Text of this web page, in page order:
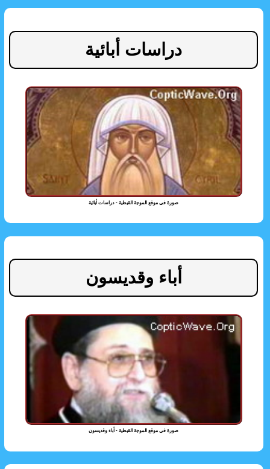
دراسات أبائية
صورة فى موقع الموجة القبطية - دراسات أبائية
أباء وقديسون
صورة فى موقع الموجة القبطية - أباء وقديسون